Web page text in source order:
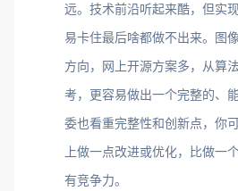
远。技术前沿听起来酷，但实
易卡住最后啥都做不出来。图
方向，网上开源方案多，从算
考，更容易做出一个完整的、
委也看重完整性和创新点，你
上做一点改进或优化，比做一
有竞争力。